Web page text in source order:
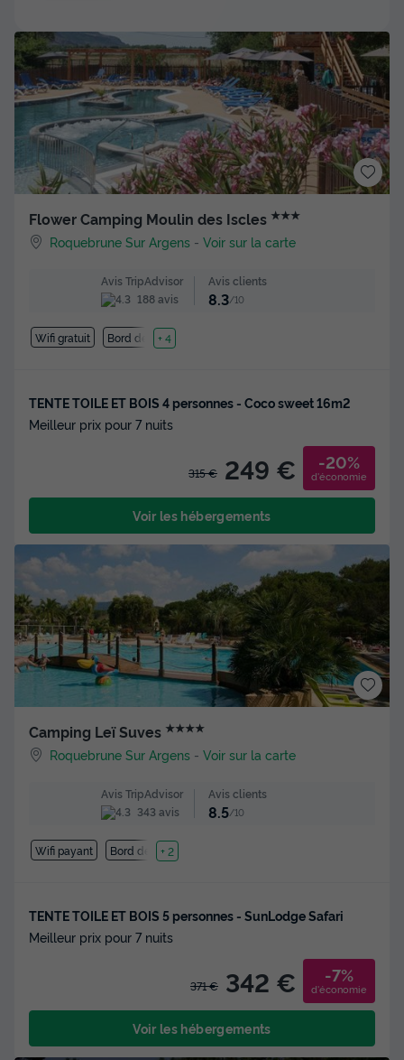
Flower Camping Moulin des Iscles ★★★
Roquebrune Sur Argens -Voir sur la carte
Avis TripAdvisor
188 avis
Avis clients
8.3/10
Wifi gratuit Bord de mer
+ 4
TENTE TOILE ET BOIS 4 personnes - Coco sweet 16m2
Meilleur prix pour 7 nuits
315 € 249 € -20%
d'économie
Voir les hébergements
Camping Leï Suves ★★★★
Roquebrune Sur Argens -Voir sur la carte
Avis TripAdvisor
343 avis
Avis clients
8.5/10
Wifi payant Bord de mer
+ 2
TENTE TOILE ET BOIS 5 personnes - SunLodge Safari
Meilleur prix pour 7 nuits
371 € 342 € -7%
d'économie
Voir les hébergements